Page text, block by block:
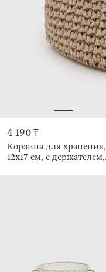
4 190 ₸
Корзина для хранения,
12х17 см, с держателем,